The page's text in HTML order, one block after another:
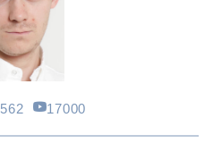
562 17000